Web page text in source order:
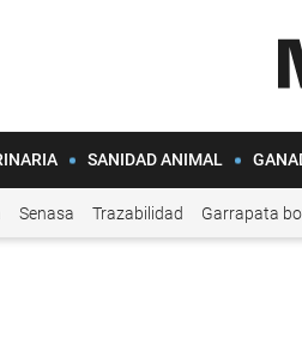
SANIDAD ANIMAL
Senasa Trazabilidad Garrapata